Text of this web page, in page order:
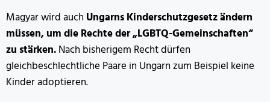
Magyar wird auch Ungarns Kinderschutzgesetz ändern
müssen, um die Rechte der „LGBTQ-Gemeinschaften“
zu stärken.Nach bisherigem Recht dürfen
gleichbeschlechtliche Paare in Ungarn zum Beispiel keine
Kinder adoptieren.